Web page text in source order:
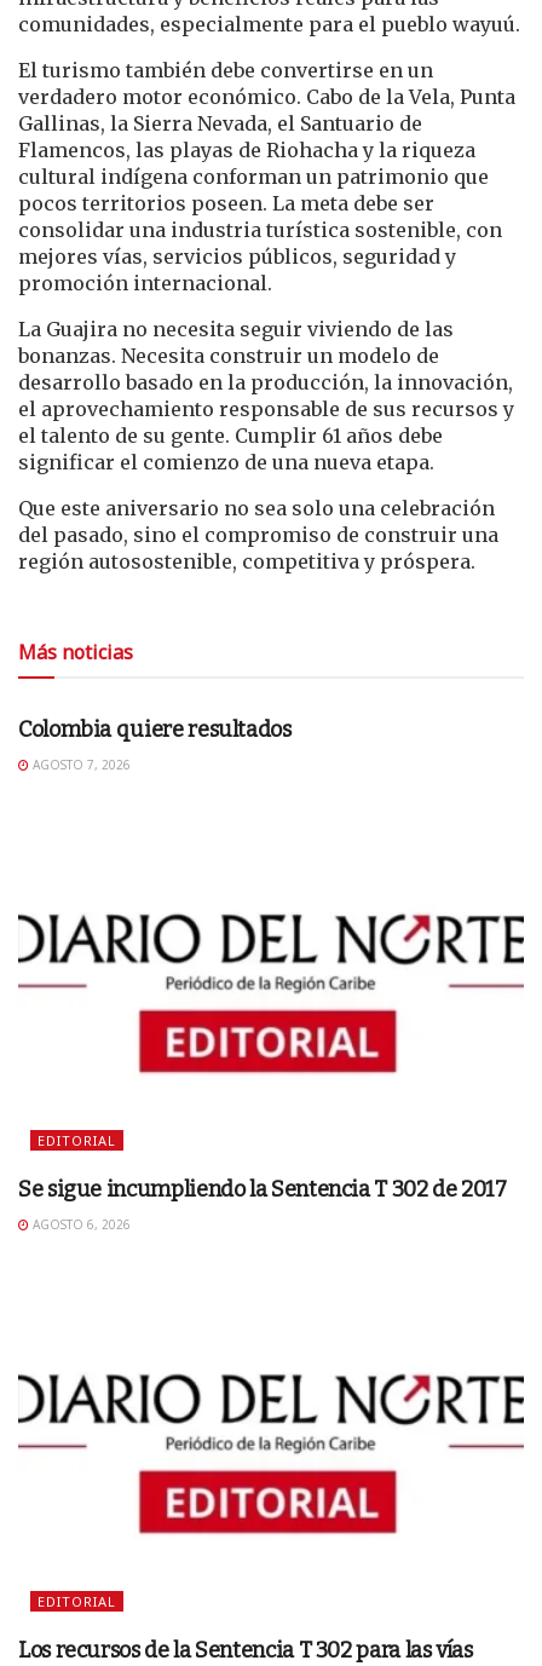
comunidades, especialmente para el pueblo wayuú.
El turismo también debe convertirse en un
verdadero motor económico. Cabo de la Vela, Punta
Gallinas, la Sierra Nevada, el Santuario de
Flamencos, las playas de Riohacha y la riqueza
cultural indígena conforman un patrimonio que
pocos territorios poseen. La meta debe ser
consolidar una industria turística sostenible, con
mejores vías, servicios públicos, seguridad y
promoción internacional.
La Guajira no necesita seguir viviendo de las
bonanzas. Necesita construir un modelo de
desarrollo basado en la producción, la innovación,
el aprovechamiento responsable de sus recursos y
el talento de su gente. Cumplir 61 años debe
significar el comienzo de una nueva etapa.
Que este aniversario no sea solo una celebración
del pasado, sino el compromiso de construir una
región autosostenible, competitiva y próspera.
Más noticias
EDITORIAL
Colombia quiere resultados
AGOSTO 7, 2026
EDITORIAL
Se sigue incumpliendo la Sentencia T 302 de 2017
AGOSTO 6, 2026
EDITORIAL
Los recursos de la Sentencia T 302 para las vías